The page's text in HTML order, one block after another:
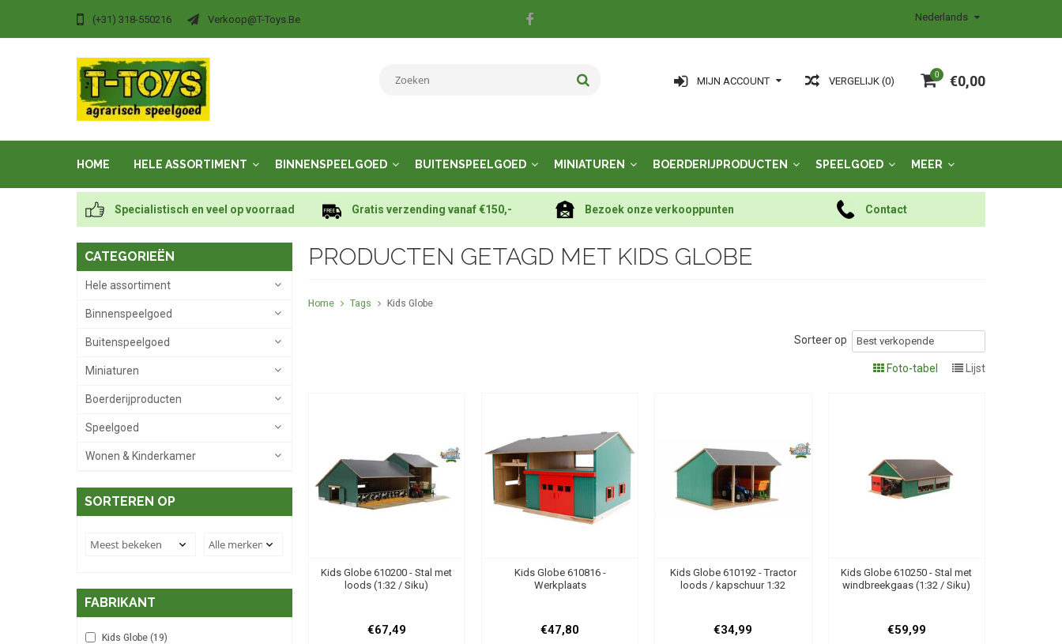
(+31) 318-550216 Verkoop@t-Toys.be Nederlands
0 €0,00
VERGELIJK (0)
MIJN ACCOUNT
HOME HELE ASSORTIMENT BINNENSPEELGOED BUITENSPEELGOED MINIATUREN BOERDERIJPRODUCTEN SPEELGOED MEER
Specialistisch en veel op voorraad Gratis verzending vanaf €150,- Bezoek onze verkooppunten Contact
CATEGORIEËN
Hele assortiment
Binnenspeelgoed
Buitenspeelgoed
Miniaturen
Boerderijproducten
Speelgoed
Wonen & Kinderkamer
SORTEREN OP
FABRIKANT
Kids Globe (19)
PRODUCTEN GETAGD MET KIDS GLOBE
Home Tags Kids Globe
Sorteer op
Foto-tabel Lijst
Kids Globe 610200 - Stal met
loods (1:32 / Siku)
€67,49
Kids Globe 610816 -
Werkplaats
€47,80
Kids Globe 610192 - Tractor
loods / kapschuur 1:32
€34,99
Kids Globe 610250 - Stal met
windbreekgaas (1:32 / Siku)
€59,99